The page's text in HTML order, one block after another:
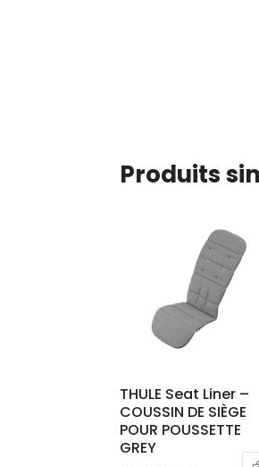
Produits
THULE Seat Liner –
COUSSIN DE SIÈGE
POUR POUSSETTE
GREY